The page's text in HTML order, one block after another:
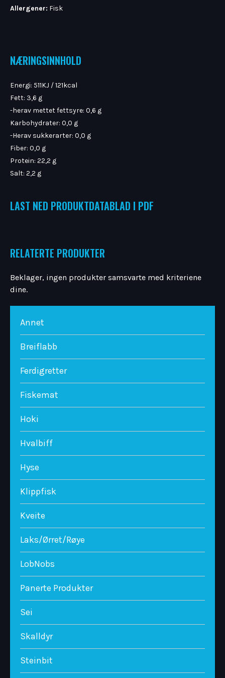
Annet
Breiflabb
Ferdigretter
Fiskemat
Hoki
Hvalbiff
Hyse
Klippfisk
Kveite
Laks/Ørret/Røye
LobNobs
Panerte Produkter
Sei
Skalldyr
Steinbit
Allergener: Fisk
NÆRINGSINNHOLD
Energi: 511KJ / 121kcal
Fett: 3,6 g
-herav mettet fettsyre: 0,6 g
Karbohydrater: 0,0 g
-Herav sukkerarter: 0,0 g
Fiber: 0,0 g
Protein: 22,2 g
Salt: 2,2 g
LAST NED PRODUKTDATABLAD I PDF
RELATERTE PRODUKTER
Beklager, ingen produkter samsvarte med kriteriene
dine.